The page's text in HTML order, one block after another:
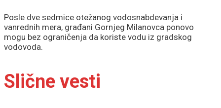
Posle dve sedmice otežanog vodosnabdevanja i
vanrednih mera, građani Gornjeg Milanovca ponovo
mogu bez ograničenja da koriste vodu iz gradskog
vodovoda.
Slične vesti